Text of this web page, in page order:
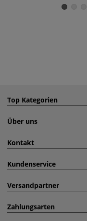
Top Kategorien
Über uns
Kontakt
Kundenservice
Versandpartner
Zahlungsarten